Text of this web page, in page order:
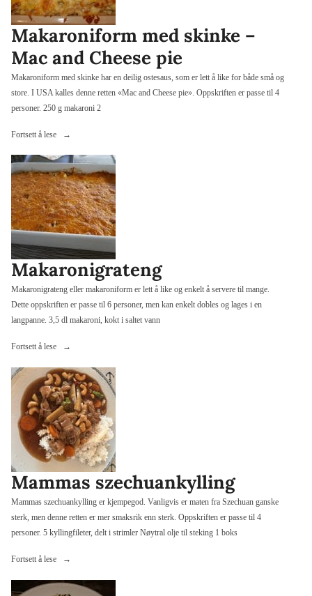
Makaroniform med skinke –
Mac and Cheese pie
Makaroniform med skinke har en deilig ostesaus, som er lett å like for både små og
store. I USA kalles denne retten «Mac and Cheese pie». Oppskriften er passe til 4
personer. 250 g makaroni 2
Fortsett å lese
«Makaroniform
skinke
–
Mac
and
Cheese
pie»
Makaronigrateng
Makaronigrateng eller makaroniform er lett å like og enkelt å servere til mange.
Dette oppskriften er passe til 6 personer, men kan enkelt dobles og lages i en
langpanne. 3,5 dl makaroni, kokt i saltet vann
Fortsett å lese «Makaronigrateng»
Mammas szechuankylling
Mammas szechuankylling er kjempegod. Vanligvis er maten fra Szechuan ganske
sterk, men denne retten er mer smaksrik enn sterk. Oppskriften er passe til 4
personer. 5 kyllingfileter, delt i strimler Nøytral olje til steking 1 boks
Fortsett å lese
«Mammas